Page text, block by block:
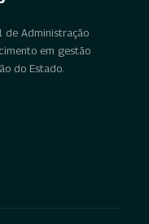
de Administração
em gestão
do Estado.